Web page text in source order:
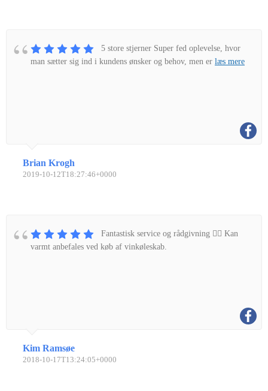
5 store stjerner Super fed oplevelse, hvor
man sætter sig ind i kundens ønsker og behov, men er læs mere
Brian Krogh
2019-10-12T18:27:46+0000
Fantastisk service og rådgivning 👌🏼 Kan
varmt anbefales ved køb af vinkøleskab.
Kim Ramsøe
2018-10-17T13:24:05+0000